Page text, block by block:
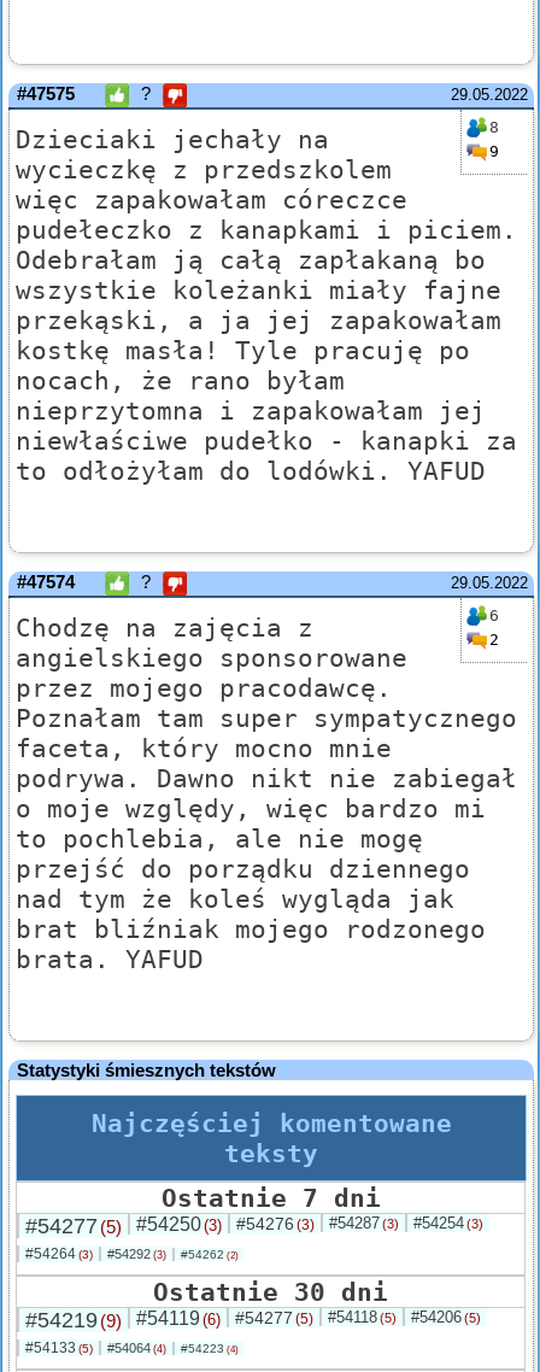
29.05.2022
#47575 ?
8
9
Dzieciaki jechały na
wycieczkę z przedszkolem
więc zapakowałam córeczce
pudełeczko z kanapkami i piciem.
Odebrałam ją całą zapłakaną bo
wszystkie koleżanki miały fajne
przekąski, a ja jej zapakowałam
kostkę masła! Tyle pracuję po
nocach, że rano byłam
nieprzytomna i zapakowałam jej
niewłaściwe pudełko - kanapki za
to odłożyłam do lodówki. YAFUD
29.05.2022
#47574 ?
6
2
Chodzę na zajęcia z
angielskiego sponsorowane
przez mojego pracodawcę.
Poznałam tam super sympatycznego
faceta, który mocno mnie
podrywa. Dawno nikt nie zabiegał
o moje względy, więc bardzo mi
to pochlebia, ale nie mogę
przejść do porządku dziennego
nad tym że koleś wygląda jak
brat bliźniak mojego rodzonego
brata. YAFUD
Statystyki śmiesznych tekstów
Najczęściej komentowane
teksty
Ostatnie 7 dni
#54277 (5) #54250(3) #54276 (3) #54287(3) #54254(3)
#54264(3) #54292 (3) #54262 (2)
Ostatnie 30 dni
#54219(9) #54119(6) #54277 (5) #54118(5) #54206(5)
#54133 (5) #54064 (4) #54223 (4)